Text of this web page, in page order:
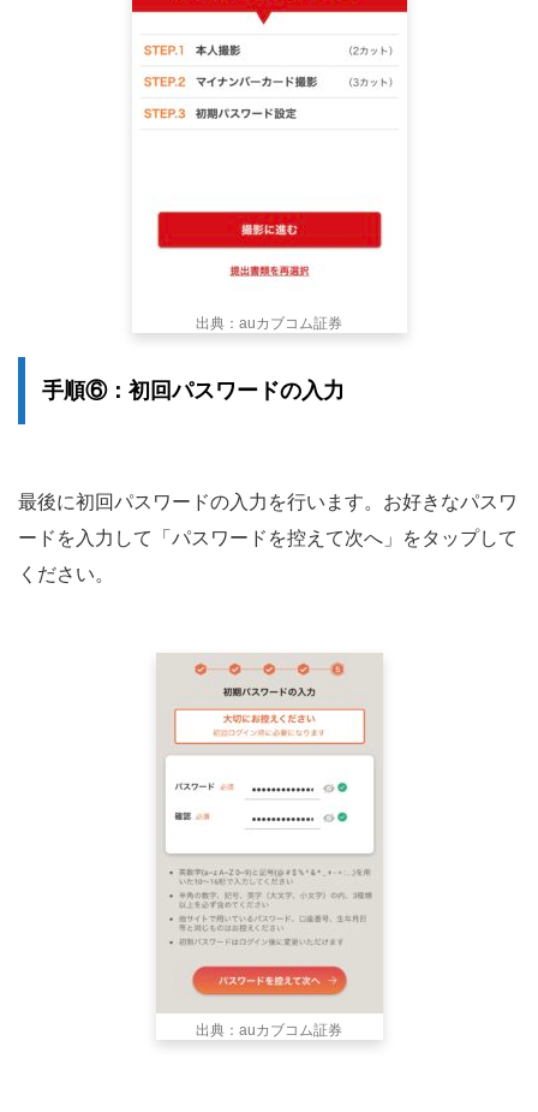
出典：auカブコム証券
手順⑥：初回パスワードの入力
最後に初回パスワードの入力を行います。お好きなパスワ
ードを入力して「パスワードを控えて次へ」をタップして
ください。
出典：auカブコム証券